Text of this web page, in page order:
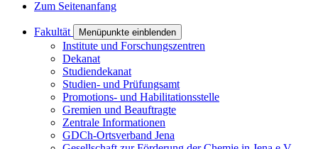
Zum Seitenanfang
Fakultät Menüpunkte einblenden
Institute und Forschungszentren
Dekanat
Studiendekanat
Studien- und Prüfungsamt
Promotions- und Habilitationsstelle
Gremien und Beauftragte
Zentrale Informationen
GDCh-Ortsverband Jena